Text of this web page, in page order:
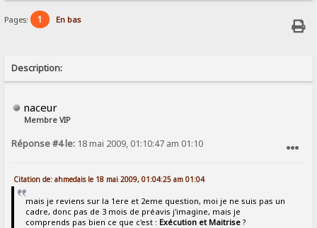
Pages: 1 En bas
Description:
naceur
Membre VIP
Réponse #4 le: 18 mai 2009, 01:10:47 am 01:10
Citation de: ahmedais le 18 mai 2009, 01:04:25 am 01:04
mais je reviens sur la 1ere et 2eme question, moi je ne suis pas un
cadre, donc pas de 3 mois de préavis j'imagine, mais je
comprends pas bien ce que c'est : Exécution et Maitrise?